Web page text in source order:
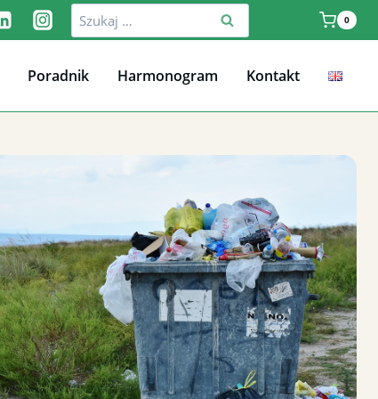
Szukaj: 0
Poradnik Harmonogram Kontakt